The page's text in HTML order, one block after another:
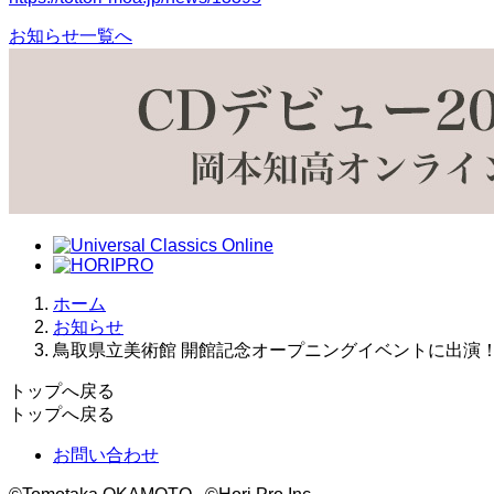
お知らせ一覧へ
ホーム
お知らせ
鳥取県立美術館 開館記念オープニングイベントに出演
トップへ戻る
トップへ戻る
お問い合わせ